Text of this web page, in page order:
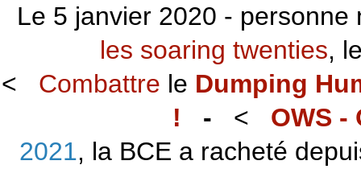
Le 5 janvier 2020 -
les soaring twenties,
< Combattre le Dumping
! - < OWS -
2021, la BCE a racheté